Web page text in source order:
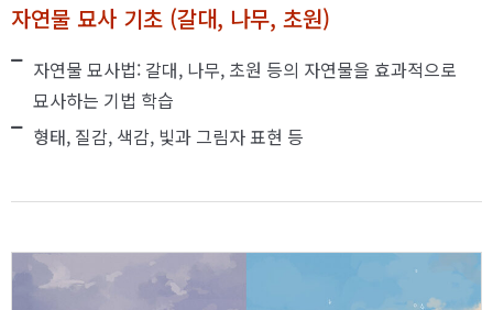
자연물 묘사 기초 (갈대, 나무, 초원)
자연물 묘사법: 갈대, 나무, 초원 등의 자연물을 효과적으로
묘사하는 기법 학습
형태, 질감, 색감, 빛과 그림자 표현 등